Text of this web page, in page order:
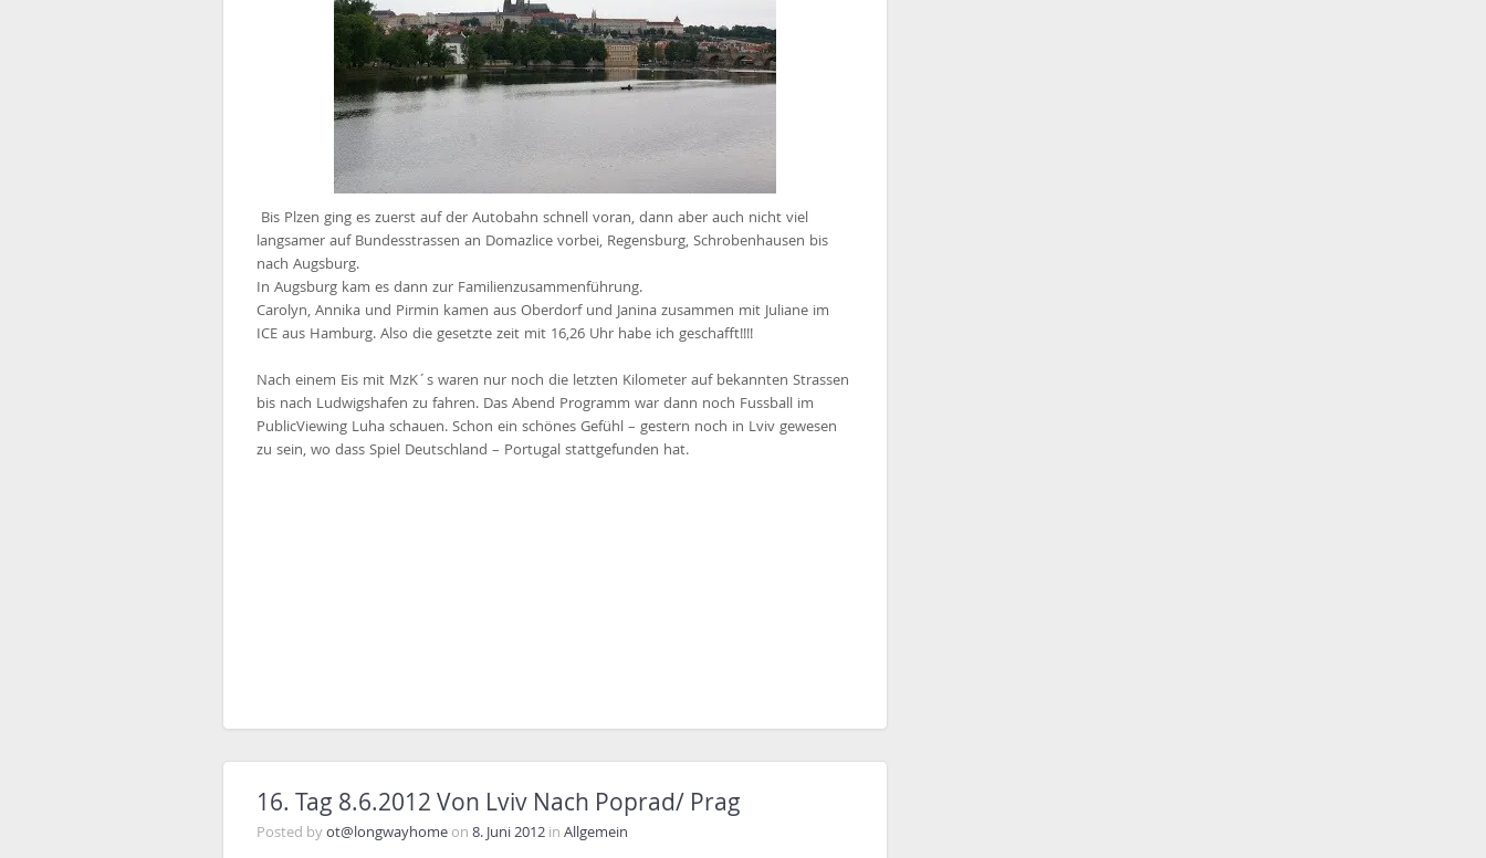
Bis Plzen ging es zuerst auf der Autobahn schnell voran, dann aber auch nicht viel
langsamer auf Bundesstrassen an Domazlice vorbei, Regensburg, Schrobenhausen bis
nach Augsburg.
In Augsburg kam es dann zur Familienzusammenführung.
Carolyn, Annika und Pirmin kamen aus Oberdorf und Janina zusammen mit Juliane im
ICE aus Hamburg. Also die gesetzte zeit mit 16,26 Uhr habe ich geschafft!!!!
Nach einem Eis mit MzK´s waren nur noch die letzten Kilometer auf bekannten Strassen
bis nach Ludwigshafen zu fahren. Das Abend Programm war dann noch Fussball im
PublicViewing Luha schauen. Schon ein schönes Gefühl – gestern noch in Lviv gewesen
zu sein, wo dass Spiel Deutschland – Portugal stattgefunden hat.
16. Tag 8.6.2012 Von Lviv Nach Poprad/ Prag
Posted byot@longwayhome on 8. Juni 2012 in Allgemein